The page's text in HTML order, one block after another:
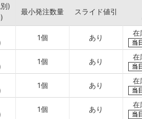
)
最小発注数量 スライド値引
1個 あり
在
当
1個 あり
在
当
1個 あり
在
当
1個 あり
在
当